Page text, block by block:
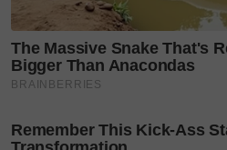
Baca juga:Ada hikmah di
lega ramai buka mata tentang